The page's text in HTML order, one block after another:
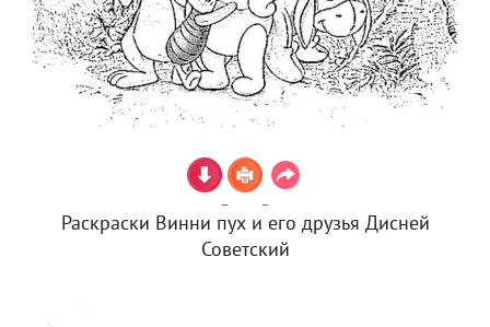
Раскраски Винни пух и его друзья Дисней
Советский